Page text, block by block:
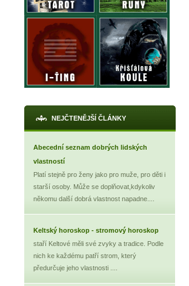
NEJČTENĚJŠÍ ČLÁNKY
Abecední seznam dobrých lidských
vlastností
Platí stejně pro ženy jako pro muže, pro děti i
starší osoby. Může se doplňovat,kdykoliv
někomu další dobrá vlastnost napadne....
Keltský horoskop - stromový horoskop
staří Keltové měli své zvyky a tradice. Podle
nich ke každému patří strom, který
předurčuje jeho vlastnosti ....